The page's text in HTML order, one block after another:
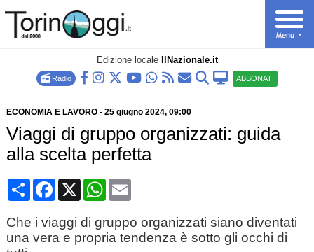
Edizione locale IlNazionale.it
Radio ABBONATI
ECONOMIA E LAVORO- 25 giugno 2024, 09:00
Viaggi di gruppo organizzati: guida
alla scelta perfetta
CondividiFacebook
X WhatsApp
Email
Che i viaggi di gruppo organizzati siano diventati
una vera e propria tendenza è sotto gli occhi di